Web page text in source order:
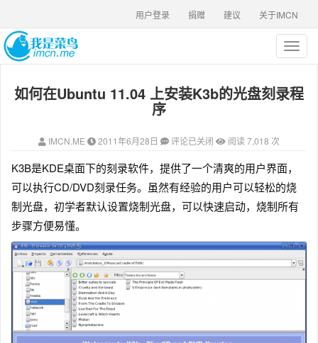
关于IMCN
建议
捐赠
用户登录
T
o
g
l
g
a
o
n
如何在Ubuntu 11.04 上安装K3b的光盘刻录程
序
IMCN.ME 2011年6月28日 评论已关闭 阅读 7,018 次
K3B是KDE桌面下的刻录软件，提供了一个清爽的用户界面，
可以执行CD/DVD刻录任务。虽然有经验的用户可以轻松的烧
制光盘，初学者默认设置烧制光盘，可以快速启动，烧制所有
步骤方便易懂。